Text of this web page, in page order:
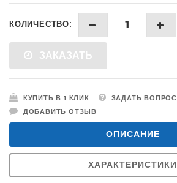
КОЛИЧЕСТВО:
ЗАКАЗАТЬ
КУПИТЬ В 1 КЛИК
ЗАДАТЬ ВОПРОС
ДОБАВИТЬ ОТЗЫВ
ОПИСАНИЕ
ХАРАКТЕРИСТИКИ